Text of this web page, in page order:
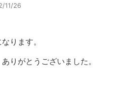
11/26
ります。
りがとうございました。